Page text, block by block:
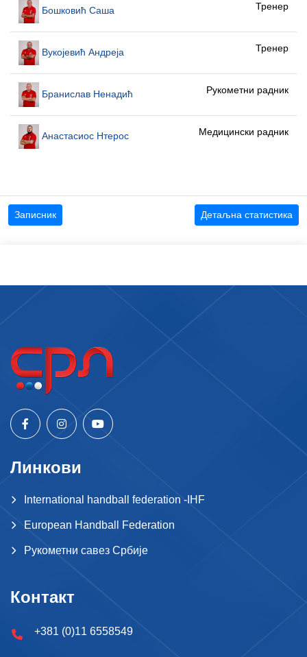
Бошковић Саша Тренер
Вукојевић Андреја Тренер
Бранислав Ненадић Рукометни радник
Анастасиос Нтерос Медицински радник
Записник Детаљна статистика
Линкови
International handball federation -IHF
European Handball Federation
Рукометни савез Србије
Контакт
+381 (0)11 6558549